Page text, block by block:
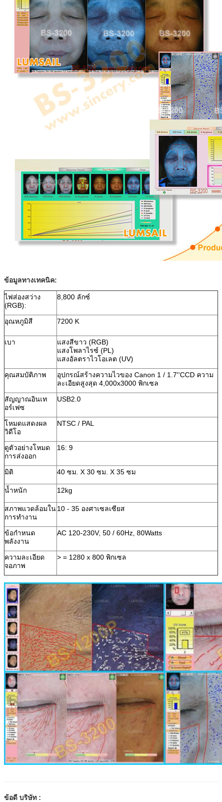
ข้อมูลทางเทคนิค:
ไฟส่องสว่าง
(RGB):
8,800 ลักซ์
อุณหภูมิสี 7200 K
เบา
แสงสีขาว (RGB)
แสงโพลาไรซ์ (PL)
แสงอัลตราไวโอเลต (UV)
คุณสมบัติภาพ
อุปกรณ์สร้างความไวของ Canon 1 / 1.7''CCD ความ
ละเอียดสูงสุด 4,000x3000 พิกเซล
สัญญาณอินเท
อร์เฟซ
USB2.0
โหมดแสดงผล
วิดีโอ
NTSC / PAL
ดูตัวอย่างโหมด
การส่งออก
16: 9
มิติ 40 ซม. X 30 ซม. X 35 ซม
น้ำหนัก 12kg
สภาพแวดล้อมใน
การทำงาน
10 - 35 องศาเซลเซียส
ข้อกำหนด
พลังงาน
AC 120-230V, 50 / 60Hz, 80Watts
ความละเอียด
จอภาพ
> = 1280 x 800 พิกเซล
ข้อดี บริษัท :